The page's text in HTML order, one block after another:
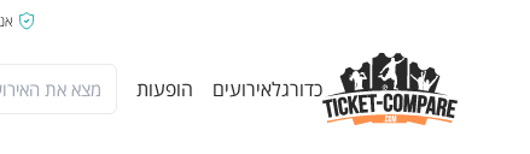
כדורגלאירועים הופעות